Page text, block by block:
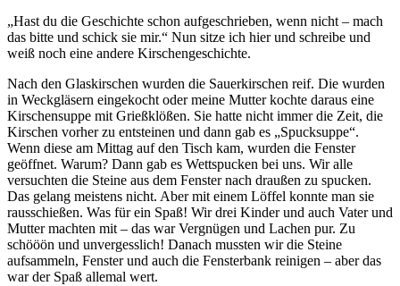
Hast du die Geschichte schon aufgeschrieben, wenn nicht – mach
das bitte und schick sie mir.
Nun sitze ich hier und schreibe und
weiß noch eine andere Kirschengeschichte.
Nach den Glaskirschen wurden die Sauerkirschen reif. Die wurden
in Weckgläsern eingekocht oder meine Mutter kochte daraus eine
Kirschensuppe mit Grießklößen. Sie hatte nicht immer die Zeit, die
Kirschen vorher zu entsteinen und dann gab es
Spucksuppe .
Wenn diese am Mittag auf den Tisch kam, wurden die Fenster
geöffnet. Warum? Dann gab es Wettspucken bei uns. Wir alle
versuchten die Steine aus dem Fenster nach draußen zu spucken.
Das gelang meistens nicht. Aber mit einem Löffel konnte man sie
rausschießen. Was für ein Spaß! Wir drei Kinder und auch Vater und
Mutter machten mit – das war Vergnügen und Lachen pur. Zu
schööön und unvergesslich! Danach mussten wir die Steine
aufsammeln, Fenster und auch die Fensterbank reinigen – aber das
war der Spaß allemal wert.